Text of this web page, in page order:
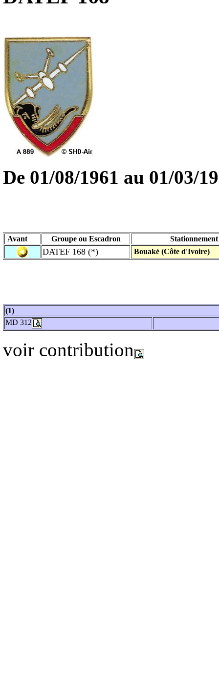
De 01/08/1961 au 01/03/
Avant Groupe ou Escadron
DATEF 168 (*) Bouaké (Côte d'Ivoire)
(1)
MD 312
voir contribution